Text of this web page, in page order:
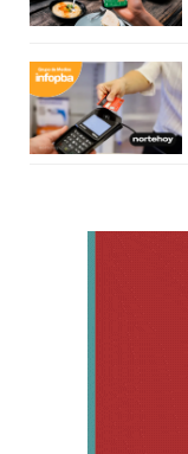
DE
PERGAMINO
CREAR
TIENDA
ONLINE